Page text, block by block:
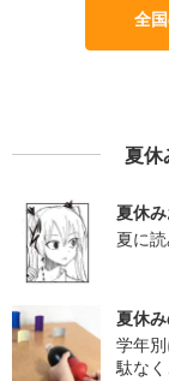
全
夏休
夏休
夏に
夏休
学年
駄な